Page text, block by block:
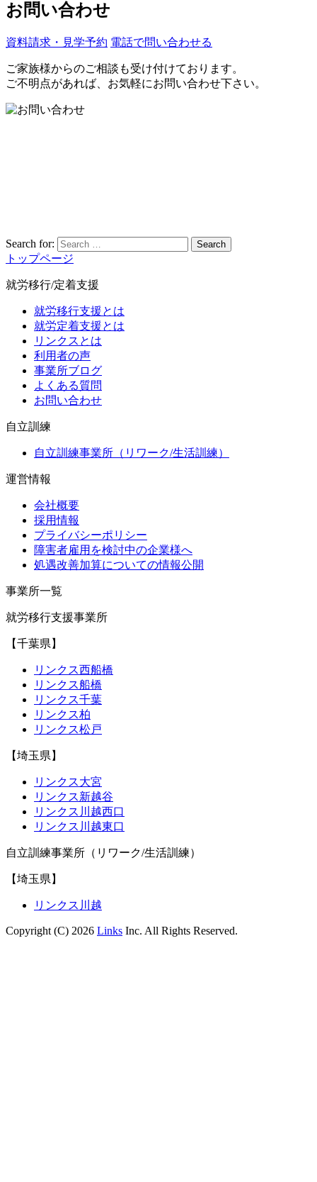
お問い合わせ
資料請求・見学予約 電話で問い合わせる
ご家族様からのご相談も受け付けております。
ご不明点があれば、お気軽にお問い合わせ下さい。
Search for: Search
トップページ
就労移行/定着支援
就労移行支援とは
就労定着支援とは
リンクスとは
利用者の声
事業所ブログ
よくある質問
お問い合わせ
自立訓練
自立訓練事業所（リワーク/生活訓練）
運営情報
会社概要
採用情報
プライバシーポリシー
障害者雇用を検討中の企業様へ
処遇改善加算についての情報公開
事業所一覧
就労移行支援事業所
【千葉県】
リンクス西船橋
リンクス船橋
リンクス千葉
リンクス柏
リンクス松戸
【埼玉県】
リンクス大宮
リンクス新越谷
リンクス川越西口
リンクス川越東口
自立訓練事業所（リワーク/生活訓練）
【埼玉県】
リンクス川越
Copyright (C) 2026 Links Inc. All Rights Reserved.